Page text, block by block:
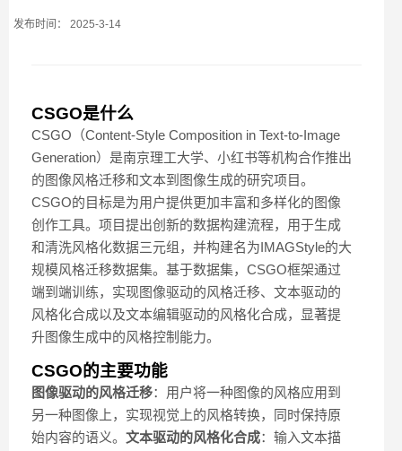
发布时间： 2025-3-14
CSGO是什么
CSGO（Content-Style Composition in Text-to-Image
Generation）是南京理工大学、小红书等机构合作推出
的图像风格迁移和文本到图像生成的研究项目。
CSGO的目标是为用户提供更加丰富和多样化的图像
创作工具。项目提出创新的数据构建流程，用于生成
和清洗风格化数据三元组，并构建名为IMAGStyle的大
规模风格迁移数据集。基于数据集，CSGO框架通过
端到端训练，实现图像驱动的风格迁移、文本驱动的
风格化合成以及文本编辑驱动的风格化合成，显著提
升图像生成中的风格控制能力。
CSGO的主要功能
图像驱动的风格迁移：用户将一种图像的风格应用到
另一种图像上，实现视觉上的风格转换，同时保持原
始内容的语义。 文本驱动的风格化合成：输入文本描